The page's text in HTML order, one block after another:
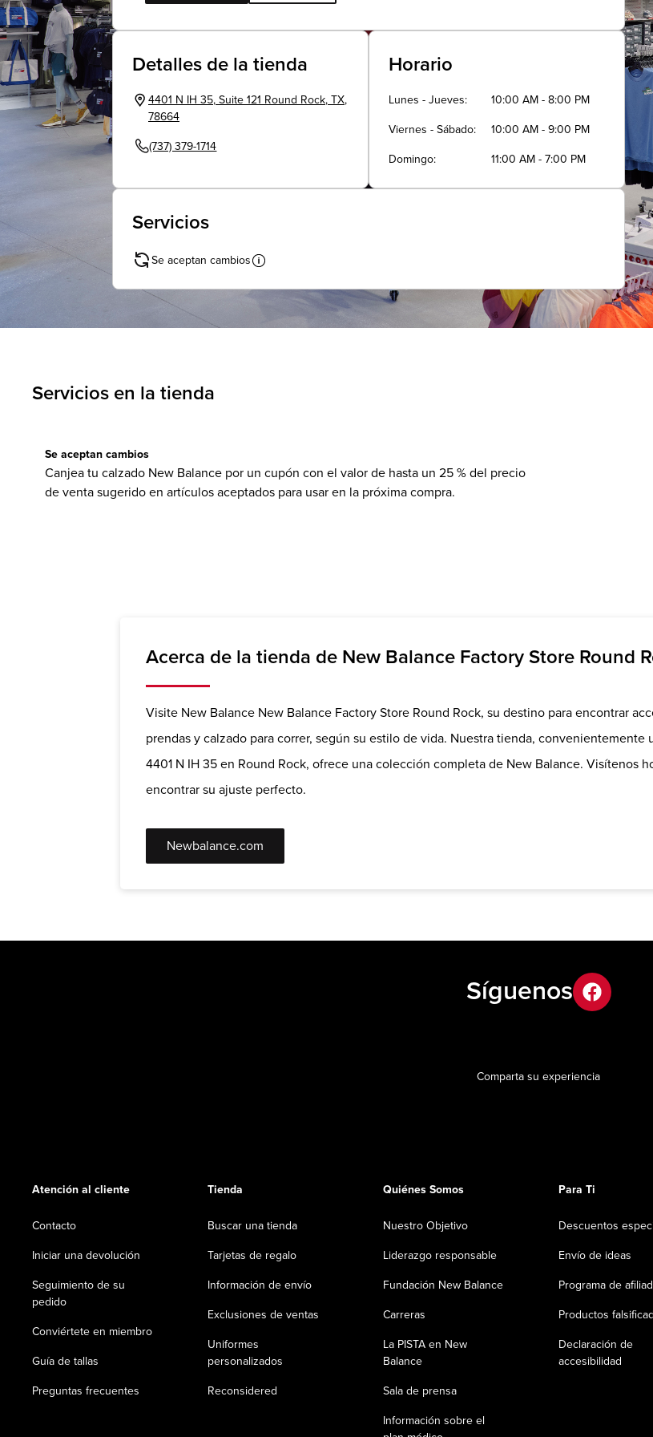
Detalles de la tienda
4401 N IH 35, Suite 121 Round Rock, TX,
78664
(737) 379-1714
Horario
Lunes - Jueves 10:00 AM - 8:00 PM
Viernes - Sábado 10:00 AM - 9:00 PM
Domingo 11:00 AM - 7:00 PM
Servicios
Se aceptan cambios
Servicios en la tienda
Se aceptan cambios
Canjea tu calzado New Balance por un cupón con el valor de hasta un 25 % del precio
de venta sugerido en artículos aceptados para usar en la próxima compra.
Acerca de la tienda de New Balance Factory Store Round
Visite New Balance New Balance Factory Store Round Rock, su destino para encontrar
prendas y calzado para correr, según su estilo de vida. Nuestra tienda, convenientemente
4401 N IH 35 en Round Rock, ofrece una colección completa de New Balance. Visítenos
encontrar su ajuste perfecto.
Newbalance.com
Síguenos facebook
Comparta su experiencia
Atención al cliente
Contacto
Iniciar una devolución
Seguimiento de su
pedido
Conviértete en miembro
Guía de tallas
Preguntas frecuentes
Tienda
Buscar una tienda
Tarjetas de regalo
Información de envío
Exclusiones de ventas
Uniformes
personalizados
Reconsidered
Quiénes Somos
Nuestro Objetivo
Liderazgo responsable
Fundación New Balance
Carreras
La PISTA en New
Balance
Sala de prensa
Información sobre el
Para Ti
Descuentos
Envío de ideas
Programa de
Productos
Declaración de
accesibilidad